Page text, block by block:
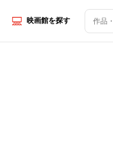
映画館を探す